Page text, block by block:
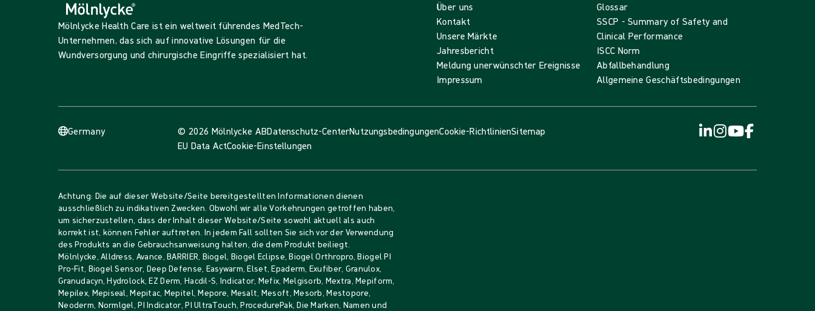
Mölnlycke Health Care ist ein weltweit führendes MedTech-
Unternehmen, das sich auf innovative Lösungen für die
Wundversorgung und chirurgische Eingriffe spezialisiert hat.
Über uns
Kontakt
Unsere Märkte
Jahresbericht
Meldung unerwünschter Ereignisse
Impressum
Glossar
SSCP - Summary of Safety and
Clinical Performance
ISCC Norm
Abfallbehandlung
Allgemeine Geschäftsbedingungen
Germany © 2026 Mölnlycke ABDatenschutz-CenterNutzungsbedingungenCookie-RichtlinienSitemap
EU Data ActCookie-Einstellungen
Achtung: Die auf dieser Website/Seite bereitgestellten Informationen dienen
ausschließlich zu indikativen Zwecken. Obwohl wir alle Vorkehrungen getroffen haben,
um sicherzustellen, dass der Inhalt dieser Website/Seite sowohl aktuell als auch
korrekt ist, können Fehler auftreten. In jedem Fall sollten Sie sich vor der Verwendung
des Produkts an die Gebrauchsanweisung halten, die dem Produkt beiliegt.
Mölnlycke, Alldress, Avance, BARRIER, Biogel, Biogel Eclipse, Biogel Orthropro, Biogel PI
Pro-Fit, Biogel Sensor, Deep Defense, Easywarm, Elset, Epaderm, Exufiber, Granulox,
Granudacyn, Hydrolock, EZ Derm, Hacdil-S, Indicator, Mefix, Melgisorb, Mextra, Mepiform,
Mepilex, Mepiseal, Mepitac, Mepitel, Mepore, Mesalt, Mesoft, Mesorb, Mestopore,
Neoderm, Normlgel, PI Indicator, PI UltraTouch, ProcedurePak, Die Marken, Namen und